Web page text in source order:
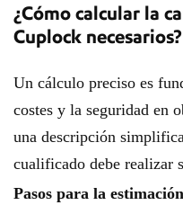
¿Cómo calcular la
Cuplock necesarios?
Un cálculo preciso es
costes y la seguridad en
una descripción
cualificado debe realizar
Pasos para la